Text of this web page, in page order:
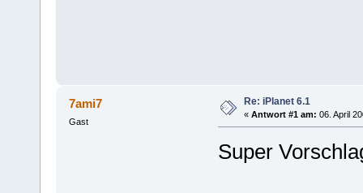
7ami7
Gast
Re: iPlanet 6.1
« Antwort #1 am: 06. April
Super